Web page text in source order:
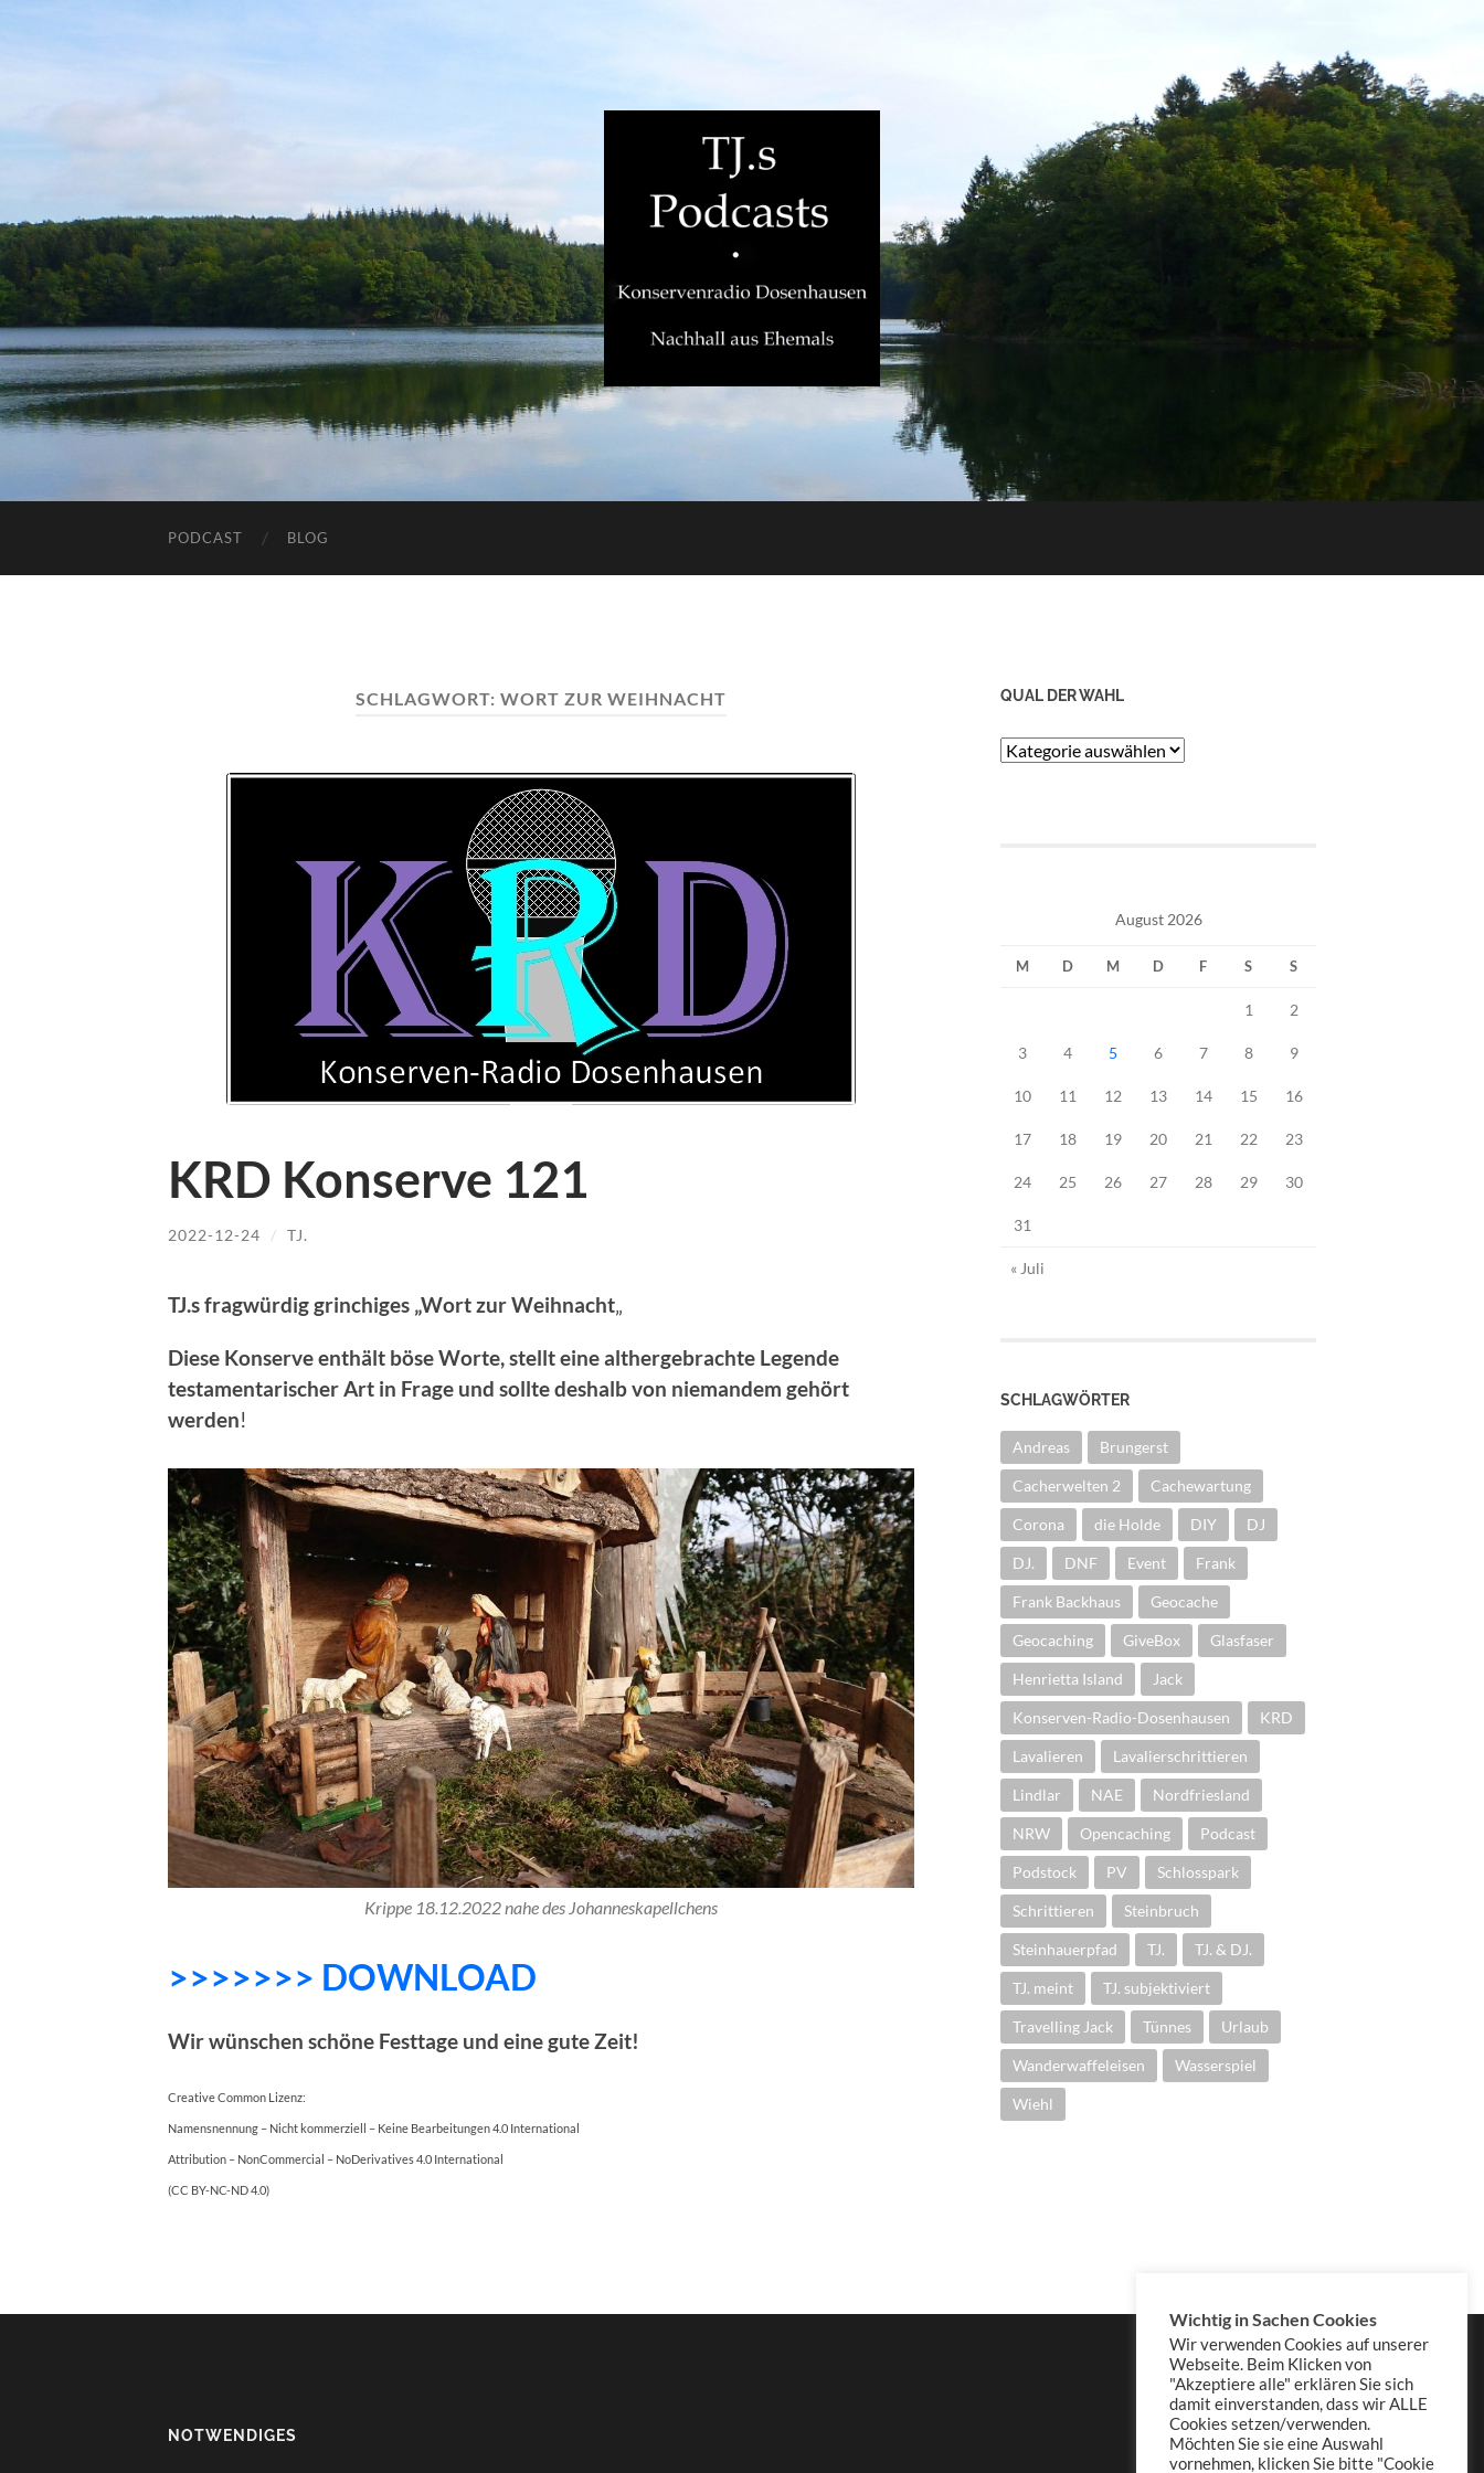
PODCAST BLOG
SCHLAGWORT: WORT ZUR WEIHNACHT
KRD Konserve 121
2022-12-24 / TJ.
TJ.s fragwürdig grinchiges „Wort zur Weihnacht„
Diese Konserve enthält böse Worte, stellt eine althergebrachte Legende
testamentarischer Art in Frage und sollte deshalb von niemandem gehört
werden!
Krippe 18.12.2022 nahe des Johanneskapellchens
>>>>>>> DOWNLOAD
Wir wünschen schöne Festtage und eine gute Zeit!
Creative Common Lizenz:
Namensnennung – Nicht kommerziell – Keine Bearbeitungen 4.0 International
Attribution – NonCommercial – NoDerivatives 4.0 International
(CC BY-NC-ND 4.0)
QUAL DER WAHL
Qual
August 2026
M D M D F S S
1 2
3 4 5 6 7 8 9
10 11 12 13 14 15 16
17 18 19 20 21 22 23
24 25 26 27 28 29 30
31
« Juli
SCHLAGWÖRTER
Andreas Brungerst
Cacherwelten 2 Cachewartung
Corona die Holde DIY DJ
DJ. DNF Event Frank
Frank Backhaus Geocache
Geocaching GiveBox Glasfaser
Henrietta Island Jack
Konserven-Radio-Dosenhausen KRD
Lavalieren Lavalierschrittieren
Lindlar NAE Nordfriesland
NRW Opencaching Podcast
Podstock PV Schlosspark
Schrittieren Steinbruch
Steinhauerpfad TJ. TJ. & DJ.
TJ. meint TJ. subjektiviert
Travelling Jack Tünnes Urlaub
Wanderwaffeleisen Wasserspiel
Wiehl
NOTWENDIGES
Wichtig in Sachen Cookies
Wir verwenden Cookies auf unserer
Webseite. Beim Klicken von
"Akzeptiere alle" erklären Sie sich
damit einverstanden, dass wir ALLE
Cookies setzen/verwenden.
Möchten Sie sie eine Auswahl
vornehmen, klicken Sie bitte "Cookie